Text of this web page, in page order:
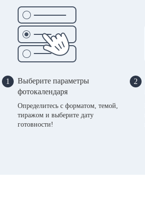
1
Выберите параметры
фотокалендаря
Определитесь с форматом, темой,
тиражом и выберите дату
готовности!
2